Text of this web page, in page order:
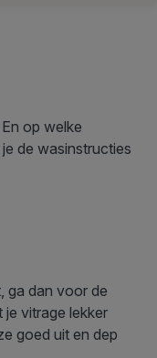
op welke
de wasinstructies
ga dan voor de
vitrage lekker
goed uit en dep